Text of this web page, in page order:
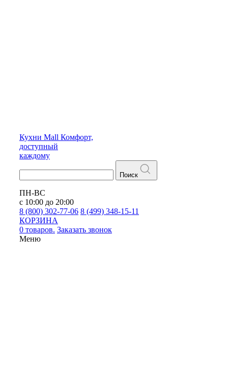
Кухни Mall Комфорт,
доступный
каждому
Поиск
ПН-ВС
с 10:00 до 20:00
8 (800) 302-77-06 8 (499) 348-15-11
КОРЗИНА
0 товаров. Заказать звонок
Меню